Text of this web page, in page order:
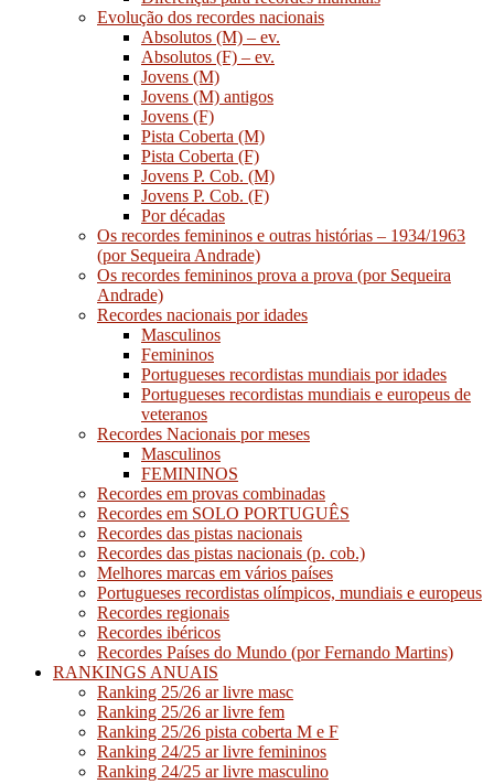
Evolução dos recordes nacionais
Absolutos (M) – ev.
Absolutos (F) – ev.
Jovens (M)
Jovens (M) antigos
Jovens (F)
Pista Coberta (M)
Pista Coberta (F)
Jovens P. Cob. (M)
Jovens P. Cob. (F)
Por décadas
Os recordes femininos e outras histórias – 1934/1963
(por Sequeira Andrade)
Os recordes femininos prova a prova (por Sequeira
Andrade)
Recordes nacionais por idades
Masculinos
Femininos
Portugueses recordistas mundiais por idades
Portugueses recordistas mundiais e europeus de
veteranos
Recordes Nacionais por meses
Masculinos
FEMININOS
Recordes em provas combinadas
Recordes em SOLO PORTUGUÊS
Recordes das pistas nacionais
Recordes das pistas nacionais (p. cob.)
Melhores marcas em vários países
Portugueses recordistas olímpicos, mundiais e europeus
Recordes regionais
Recordes ibéricos
Recordes Países do Mundo (por Fernando Martins)
RANKINGS ANUAIS
Ranking 25/26 ar livre masc
Ranking 25/26 ar livre fem
Ranking 25/26 pista coberta M e F
Ranking 24/25 ar livre femininos
Ranking 24/25 ar livre masculino